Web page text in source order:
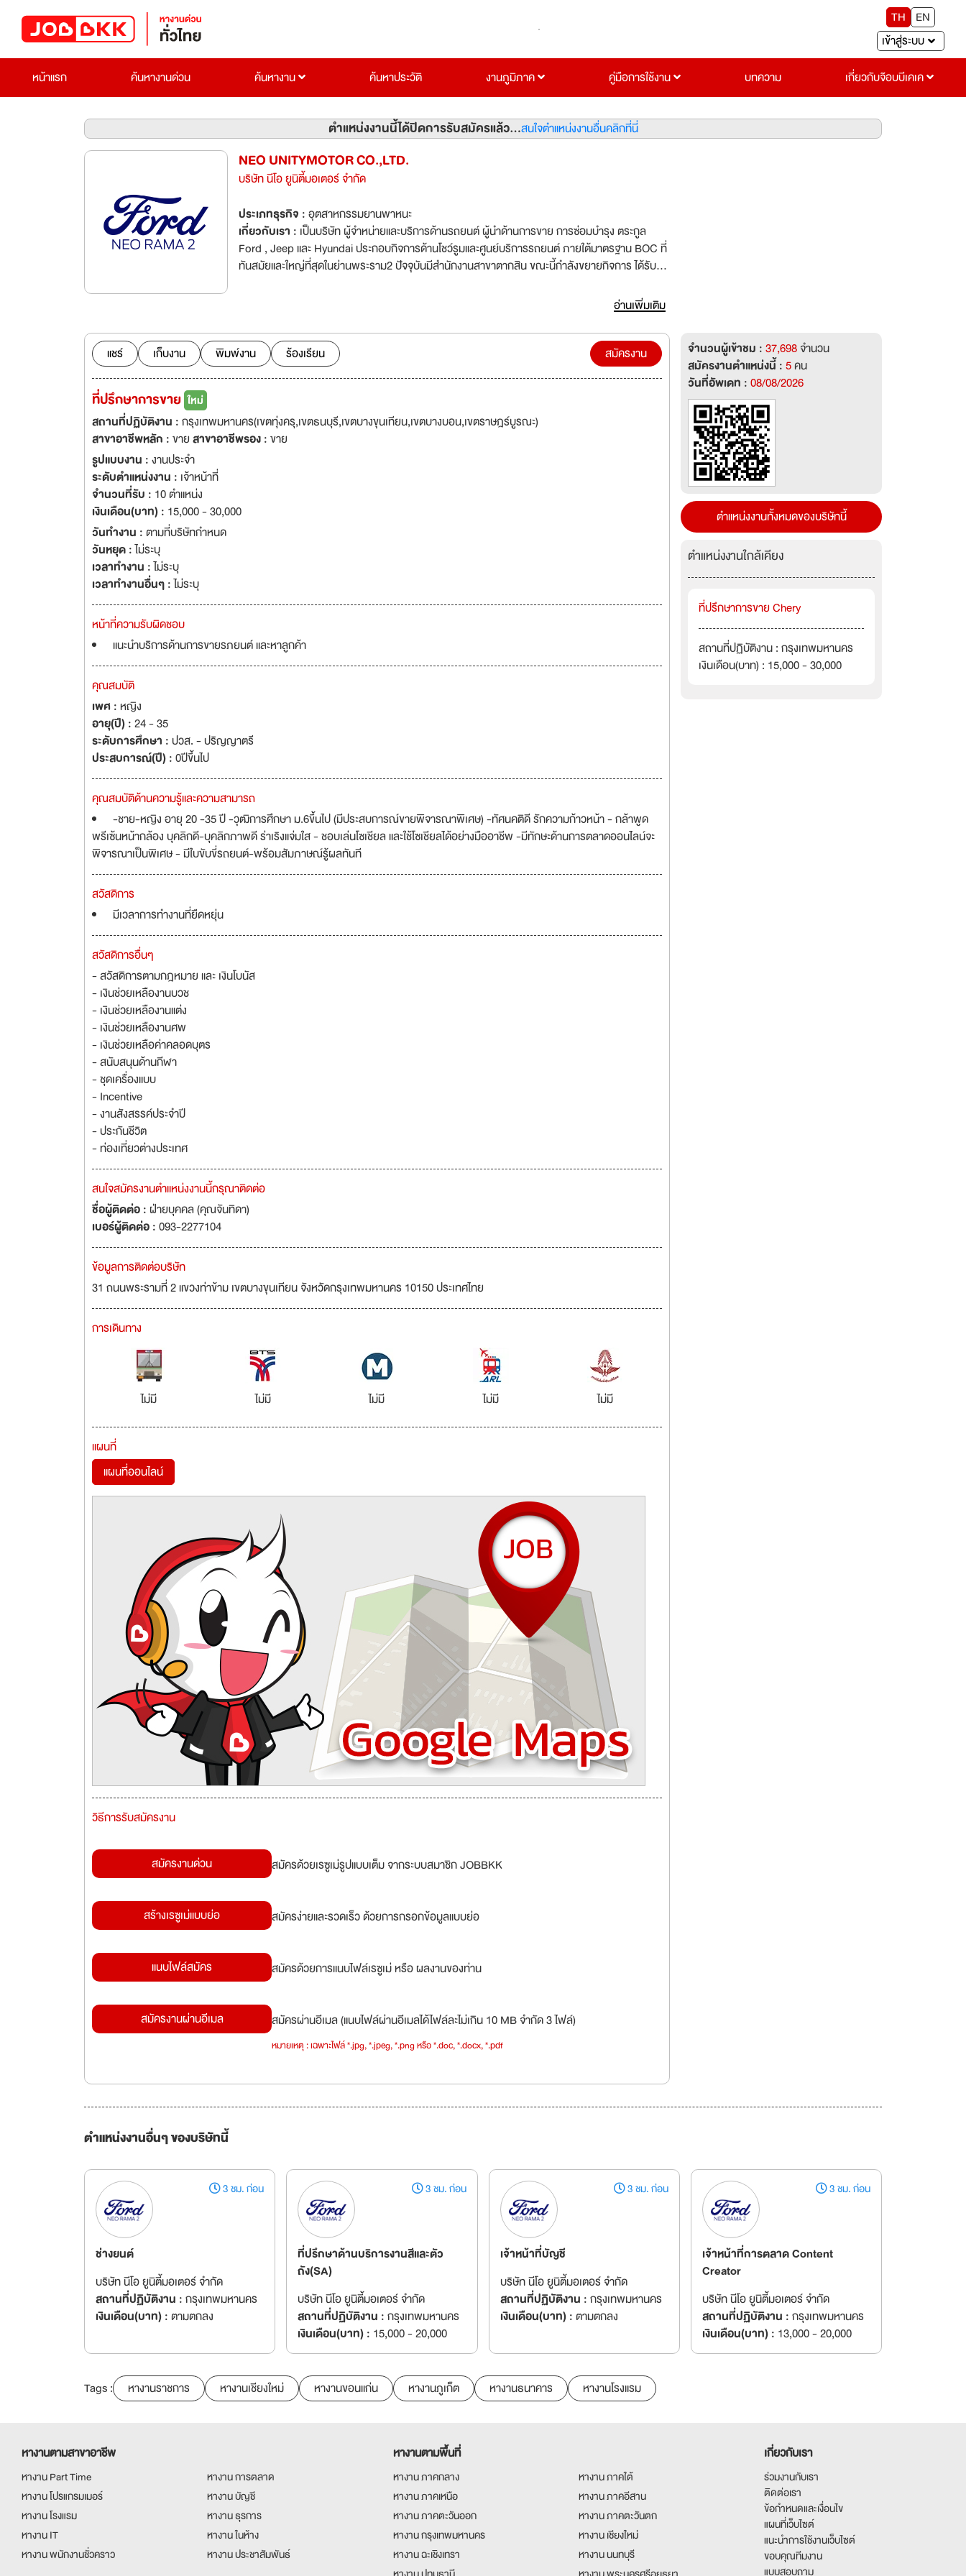
TH
EN
เข้าสู่ระบบ
หน้าแรก
ค้นหางานด่วน ค้นหางาน ค้นหาประวัติ งานภูมิภาค คู่มือการใช้งาน บทความ เกี่ยวกับจ๊อบบีเคเค
ตำแหน่งงานนี้ได้ปิดการรับสมัครแล้ว...สนใจตำแหน่งงานอื่นคลิกที่นี่
NEO UNITYMOTOR CO.,LTD.
บริษัท นีโอ ยูนิตี้มอเตอร์ จำกัด
ประเภทธุรกิจ :อุตสาหกรรมยานพาหนะ
เกี่ยวกับเรา : เป็นบริษัท ผู้จำหน่ายและบริการด้านรถยนต์ ผู้นำด้านการขาย การซ่อมบำรุง ตระกูล
Ford , Jeep และ Hyundai ประกอบกิจการด้านโชว์รูมและศูนย์บริการรถยนต์ ภายใต้มาตรฐาน BOC ที่
ทันสมัยและใหญ่ที่สุดในย่านพระราม2 ปัจจุบันมีสำนักงานสาขาตากสิน ขณะนี้กำลังขยายกิจการ ได้รับ
ระบบ TQM , KPI , QFD, BSC , Benchmrk , 5S , Core Competency , Functional Competency
,Best Practices , Quality Care เพื่อเป้าหมายที่ตั้งไว้คือ ศูนย์บริการระดับ 5 ดาว ในการสร้างความพึง
พอใจสูงสุด เพื่อนำทีมงานไปสู่เป้าหมายแห่งความสำเร็จ บริษัทต้องการรับบุคลากรที่มีความพร้อมที่จะไป
สู่เป้าหมายเดียวกัน เข้าร่วมงานพัฒนาอย่างไม่หยุดนิ่ง เพื่อความเจริญเติบโตไปพร้อมกับบริษัท มาร่วม
งานจำนวนมาก
อ่านเพิ่มเติม
แชร์ เก็บงาน พิมพ์งาน ร้องเรียน สมัครงาน
ที่ปรึกษาการขาย ใหม่
สถานที่ปฏิบัติงาน :กรุงเทพมหานคร(เขตทุ่งครุ,เขตธนบุรี,เขตบางขุนเทียน,เขตบางบอน,เขตราษฎร์บูรณะ)
สาขาอาชีพหลัก :ขายสาขาอาชีพรอง :ขาย
รูปแบบงาน :งานประจำ
ระดับตำแหน่งงาน : เจ้าหน้าที่
จำนวนที่รับ : 10 ตำแหน่ง
เงินเดือน(บาท) : 15,000 - 30,000
วันทำงาน :ตามที่บริษัทกำหนด
วันหยุด :ไม่ระบุ
เวลาทำงาน :ไม่ระบุ
เวลาทำงานอื่นๆ :ไม่ระบุ
หน้าที่ความรับผิดชอบ
แนะนำบริการด้านการขายรภยนต์ และหาลูกค้า
คุณสมบัติ
เพศ :หญิง
อายุ(ปี) :24 - 35
ระดับการศึกษา :ปวส. - ปริญญาตรี
ประสบการณ์(ปี) :0ปีขึ้นไป
คุณสมบัติด้านความรู้และความสามารถ
-ชาย-หญิง อายุ 20 -35 ปี -วุฒิการศึกษา ม.6ขึ้นไป (มีประสบการณ์ขายพิจารณาพิเศษ) -ทัศนคติดี รักความก้าวหน้า - กล้าพูด
พรีเซ้นหน้ากล้อง บุคลิกดี-บุคลิกภาพดี ร่าเริงแจ่มใส - ชอบเล่นโซเชียล และใช้โซเชียลได้อย่างมืออาชีพ -มีทักษะด้านการตลาดออนไลน์จะ
พิจารณาเป็นพิเศษ - มีใบขับขี่รถยนต์-พร้อมสัมภาษณ์รู้ผลทันที
สวัสดิการ
มีเวลาการทำงานที่ยืดหยุ่น
สวัสดิการอื่นๆ
- สวัสดิการตามกฎหมาย และ เงินโบนัส
- เงินช่วยเหลืองานบวช
- เงินช่วยเหลืองานแต่ง
- เงินช่วยเหลืองานศพ
- เงินช่วยเหลือค่าคลอดบุตร
- สนับสนุนด้านกีฬา
- ชุดเครื่องแบบ
- Incentive
- งานสังสรรค์ประจำปี
- ประกันชีวิต
- ท่องเที่ยวต่างประเทศ
สนใจสมัครงานตำแหน่งงานนี้กรุณาติดต่อ
ชื่อผู้ติดต่อ :ฝ่ายบุคคล (คุณจันทิดา)
เบอร์ผู้ติดต่อ :093-2277104
ข้อมูลการติดต่อบริษัท
31 ถนนพระรามที่ 2 แขวงท่าข้าม เขตบางขุนเทียน จังหวัดกรุงเทพมหานคร 10150 ประเทศไทย
การเดินทาง
ไม่มี ไม่มี ไม่มี ไม่มี ไม่มี
แผนที่
แผนที่ออนไลน์
วิธีการรับสมัครงาน
สมัครงานด่วน สมัครด้วยเรซูเม่รูปแบบเต็ม จากระบบสมาชิก JOBBKK
สร้างเรซูเม่แบบย่อ สมัครง่ายและรวดเร็ว ด้วยการกรอกข้อมูลแบบย่อ
แนบไฟล์สมัคร สมัครด้วยการแนบไฟล์เรซูเม่ หรือ ผลงานของท่าน
สมัครงานผ่านอีเมล สมัครผ่านอีเมล (แนบไฟล์ผ่านอีเมลได้ไฟล์ละไม่เกิน 10 MB จำกัด 3 ไฟล์)
หมายเหตุ : เฉพาะไฟล์ *.jpg, *.jpeg, *.png หรือ *.doc, *.docx, *.pdf
จำนวนผู้เข้าชม :37,698จำนวน
สมัครงานตำแหน่งนี้ :5คน
วันที่อัพเดท :08/08/2026
ตำแหน่งงานทั้งหมดของบริษัทนี้
ตำแหน่งงานใกล้เคียง
ที่ปรึกษาการขาย Chery
สถานที่ปฏิบัติงาน : กรุงเทพมหานคร
เงินเดือน(บาท) : 15,000 - 30,000
ตำแหน่งงานอื่นๆ ของบริษัทนี้
3 ชม. ก่อน
ช่างยนต์
บริษัท นีโอ ยูนิตี้มอเตอร์ จำกัด
สถานที่ปฏิบัติงาน :กรุงเทพมหานคร
เงินเดือน(บาท) :ตามตกลง
3 ชม. ก่อน
ที่ปรึกษาด้านบริการงานสีและตัว
ถัง(SA)
บริษัท นีโอ ยูนิตี้มอเตอร์ จำกัด
สถานที่ปฏิบัติงาน :กรุงเทพมหานคร
เงินเดือน(บาท) : 15,000 - 20,000
3 ชม. ก่อน
เจ้าหน้าที่บัญชี
บริษัท นีโอ ยูนิตี้มอเตอร์ จำกัด
สถานที่ปฏิบัติงาน :กรุงเทพมหานคร
เงินเดือน(บาท) :ตามตกลง
3 ชม. ก่อน
เจ้าหน้าที่การตลาด Content
Creator
บริษัท นีโอ ยูนิตี้มอเตอร์ จำกัด
สถานที่ปฏิบัติงาน :กรุงเทพมหานคร
เงินเดือน(บาท) : 13,000 - 20,000
Tags : หางานราชการ หางานเชียงใหม่ หางานขอนแก่น หางานภูเก็ต หางานธนาคาร หางานโรงแรม
หางานตามสาขาอาชีพ
หางาน Part Time
หางาน การตลาด
หางาน โปรแกรมเมอร์
หางาน บัญชี
หางาน โรงแรม
หางาน ธุรการ
หางาน IT
หางาน ในห้าง
หางาน พนักงานชั่วคราว
หางาน ประชาสัมพันธ์
หางานตามพื้นที่
หางาน ภาคกลาง
หางาน ภาคใต้
หางาน ภาคเหนือ
หางาน ภาคอีสาน
หางาน ภาคตะวันออก
หางาน ภาคตะวันตก
หางาน กรุงเทพมหานคร
หางาน เชียงใหม่
หางาน ฉะเชิงเทรา
หางาน นนทบุรี
เกี่ยวกับเรา
ร่วมงานกับเรา
ติดต่อเรา
ข้อกำหนดและเงื่อนไข
แผนที่เว็บไซต์
แนะนำการใช้งานเว็บไซต์
ขอบคุณทีมงาน
แบบสอบถาม